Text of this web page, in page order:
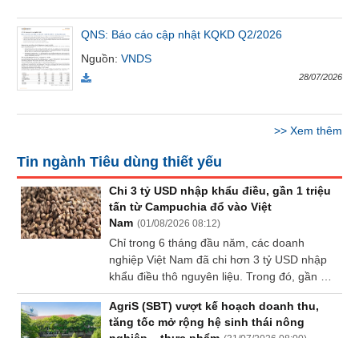
QNS: Báo cáo cập nhật KQKD Q2/2026
Nguồn:VNDS
28/07/2026
>> Xem thêm
Tin ngành Tiêu dùng thiết yếu
Chi 3 tỷ USD nhập khẩu điều, gần 1 triệu
tấn từ Campuchia đổ vào Việt
Nam (01/08/2026 08:12)
Chỉ trong 6 tháng đầu năm, các doanh
nghiệp Việt Nam đã chi hơn 3 tỷ USD nhập
khẩu điều thô nguyên liệu. Trong đó, gần 1
triệu tấn hạt điều từ Campuchia đổ về Việt
Nam.
AgriS (SBT) vượt kế hoạch doanh thu,
tăng tốc mở rộng hệ sinh thái nông
Báo
cáo
phân
tích
ngữ
(-)
Dịch
Đào
tạo